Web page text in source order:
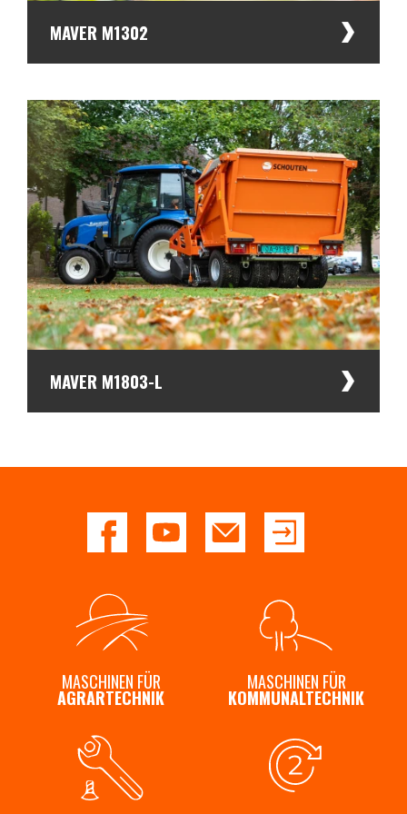
Händler
MAVER M1302
MAVER M1803-L
MASCHINEN FÜR
AGRARTECHNIK
MASCHINEN FÜR
KOMMUNALTECHNIK